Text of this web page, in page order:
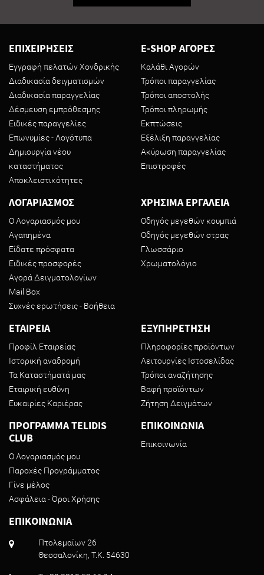
ΕΠΙΧΕΙΡΗΣΕΙΣ
Εγγραφή πελατών Χονδρικής
Διαδικασία δειγματισμών
Διαδικασία παραγγελίας
Δέσμευση εμπρόθεσμης
Ειδικές παραγγελίες
Επωνυμίες - Λογότυπα
Δημιουργία νέου
καταστήματος
Αποκλειστικότητες
E-SHOP ΑΓΟΡΕΣ
Καλάθι Αγορών
Τρόποι παραγγελίας
Τρόποι αποστολής
Τρόποι πληρωμής
Εκπτώσεις
Εξέλιξη παραγγελίας
Ακύρωση παραγγελίας
Επιστροφές
ΛΟΓΑΡΙΑΣΜΟΣ
Ο Λογαριασμός μου
Αγαπημένα
Είδατε πρόσφατα
Ειδικές προσφορές
Αγορά Δειγματολογίων
Mail Box
Συχνές ερωτήσεις - Βοήθεια
ΧΡΗΣΙΜΑ ΕΡΓΑΛΕΙΑ
Οδηγός μεγεθών κουμπιά
Οδηγός μεγεθών στρας
Γλωσσάριο
Χρωματολόγιο
ΕΤΑΙΡΕΙΑ
Προφίλ Εταιρείας
Ιστορική αναδρομή
Τα Καταστήματά μας
Εταιρική ευθύνη
Ευκαιρίες Καριέρας
ΕΞΥΠΗΡΕΤΗΣΗ
Πληροφορίες προϊόντων
Λειτουργίες Ιστοσελίδας
Τρόποι αναζήτησης
Βαφή προϊόντων
Ζήτηση Δειγμάτων
ΠΡΟΓΡΑΜΜΑ TELIDIS
CLUB
Ο Λογαριασμός μου
Παροχές Προγράμματος
Γίνε μέλος
Ασφάλεια - Όροι Χρήσης
ΕΠΙΚΟΙΝΩΝΙΑ
Επικοινωνία
ΕΠΙΚΟΙΝΩΝΙΑ
Πτολεμαίων 26
Θεσσαλονίκη, T.K. 54630